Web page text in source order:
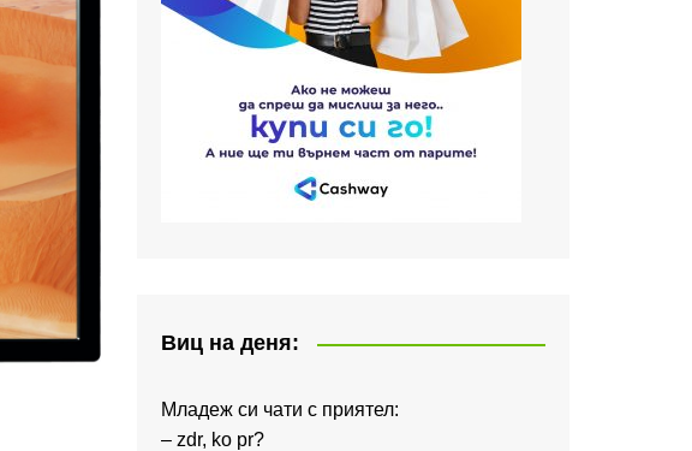
Виц на деня:
Младеж си чати с приятел:
– zdr, ko pr?